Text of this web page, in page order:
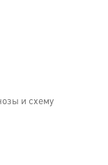
и схему